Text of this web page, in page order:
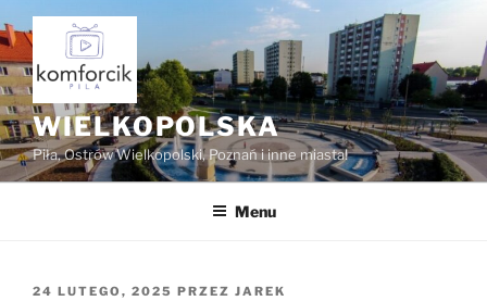
Przejdź
do
treści
WIELKOPOLSKA
Piła, Ostrów Wielkopolski, Poznań i inne miasta!
Menu
OPUBLIKOWANE
24 LUTEGO, 2025 PRZEZ JAREK